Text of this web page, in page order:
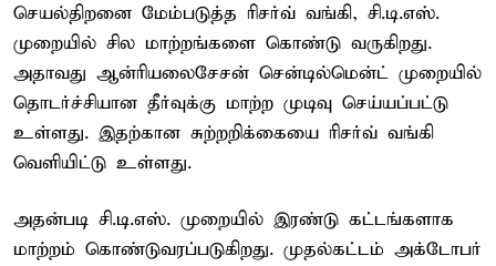
செயல்திறனை மேம்படுத்த ரிசர்வ் வங்கி, சி.டி.எஸ்.
முறையில் சில மாற்றங்களை கொண்டு வருகிறது.
அதாவது ஆன்ரியலைசேசன் சென்டில்மென்ட் முறையில்
தொடர்ச்சியான தீர்வுக்கு மாற்ற முடிவு செய்யப்பட்டு
உள்ளது. இதற்கான சுற்றறிக்கையை ரிசர்வ் வங்கி
வெளியிட்டு உள்ளது.
அதன்படி சி.டி.எஸ். முறையில் இரண்டு கட்டங்களாக
மாற்றம் கொண்டுவரப்படுகிறது. முதல்கட்டம் அக்டோபர்